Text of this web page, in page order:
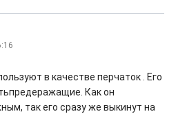
в качестве перчаток . Его
Как он
так его сразу же выкинут на